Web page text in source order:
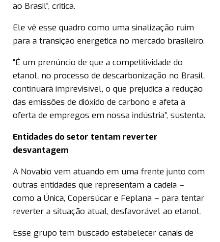
ao Brasil”, critica.
Ele vê esse quadro como uma sinalização ruim
para a transição energética no mercado brasileiro.
“É um prenúncio de que a competitividade do
etanol, no processo de descarbonização no Brasil,
continuará imprevisível, o que prejudica a redução
das emissões de dióxido de carbono e afeta a
oferta de empregos em nossa indústria”, sustenta.
Entidades do setor tentam reverter
desvantagem
A Novabio vem atuando em uma frente junto com
outras entidades que representam a cadeia –
como a Única, Copersúcar e Feplana – para tentar
reverter a situação atual, desfavorável ao etanol.
Esse grupo tem buscado estabelecer canais de